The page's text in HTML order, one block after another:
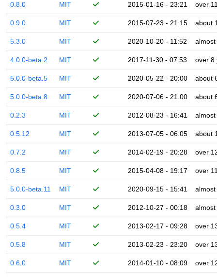
0.8.0 MIT 2015-01-16 - 23:21 over
0.9.0 MIT 2015-07-23 - 21:15 about
5.3.0 MIT 2020-10-20 - 11:52
4.0.0-beta.2 MIT 2017-11-30 - 07:53 over 8
5.0.0-beta.5 MIT 2020-05-22 - 20:00 about
5.0.0-beta.8 MIT 2020-07-06 - 21:00 about
0.2.3 MIT 2012-08-23 - 16:41
0.5.12 MIT 2013-07-05 - 06:05 about
0.7.2 MIT 2014-02-19 - 20:28 over
0.8.5 MIT 2015-04-08 - 19:17 over
5.0.0-beta.11 MIT 2020-09-15 - 15:41
0.3.0 MIT 2012-10-27 - 00:18
0.5.4 MIT 2013-02-17 - 09:28 over
0.5.8 MIT 2013-02-23 - 23:20 over
0.6.0 MIT 2014-01-10 - 08:09 over